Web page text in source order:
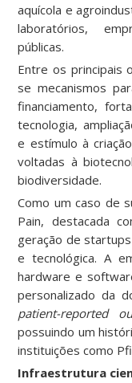
aquícola e
laboratórios,
públicas.
Entre os principais
se mecanismos
financiamento,
tecnologia,
e estímulo à
voltadas à
biodiversidade.
Como um caso de
Pain, destacada
geração de
e tecnológica. A
hardware e
personalizado da
patient-reported
possuindo um
instituições como
Infraestrutura